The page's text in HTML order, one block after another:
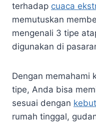
terhadap cuaca
memutuskan
mengenali 3 tipe
digunakan di
Dengan memahami
tipe, Anda bisa
sesuai dengan
rumah tinggal,